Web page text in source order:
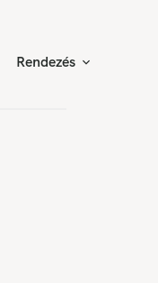
Rendezés